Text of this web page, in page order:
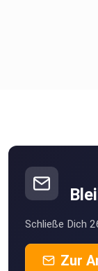
Schließe Dich
Zur